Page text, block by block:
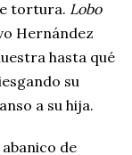
tortura. Lobo
Hernández
hasta qué
su
a su hija.
de